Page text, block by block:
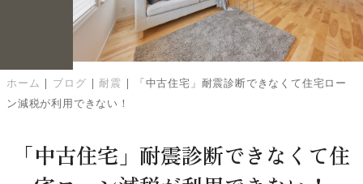
ホーム | ブログ | 耐震 |
「中古住宅」耐震診断できなくて住宅ロー
ン減税が利用できない！
「中古住宅」耐震診断できなくて住